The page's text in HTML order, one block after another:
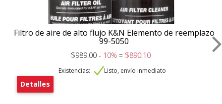
Filtro de aire de alto flujo K&N Elemento de reemplazo
99-5050
$989.00 - 10%= $890.10
Existencias: Listo, envío inmediato
Detalles